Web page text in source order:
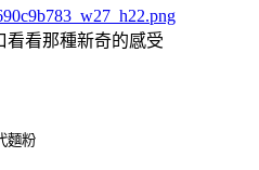
看看那種新奇的感受
麵粉